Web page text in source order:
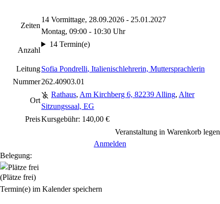
Zeiten
14 Vormittage, 28.09.2026 - 25.01.2027
Montag, 09:00 - 10:30 Uhr
Anzahl
14 Termin(e)
LeitungSofia Pondrelli, Italienischlehrerin, Muttersprachlerin
Nummer262.40903.01
Ort
Rathaus, Am Kirchberg 6, 82239 Alling, Alter
Sitzungssaal, EG
PreisKursgebühr: 140,00 €
Veranstaltung in Warenkorb legen
Anmelden
Belegung:
(Plätze frei)
Termin(e) im Kalender speichern